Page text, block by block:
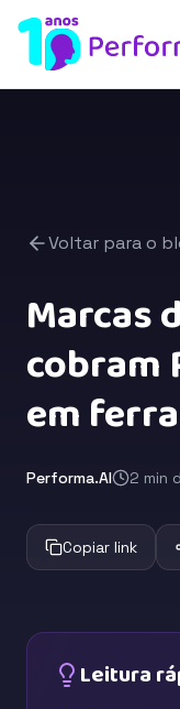
Voltar para o
Marcas
cobram
em
Performa.AI 2 min
Copiar link
Leitura